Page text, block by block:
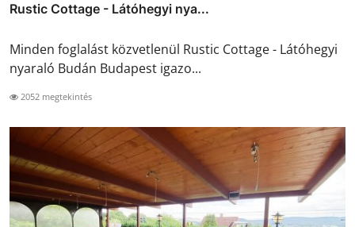
Rustic Cottage - Látóhegyi nya...
Minden foglalást közvetlenül Rustic Cottage - Látóhegyi
nyaraló Budán Budapest igazo...
2052 megtekintés